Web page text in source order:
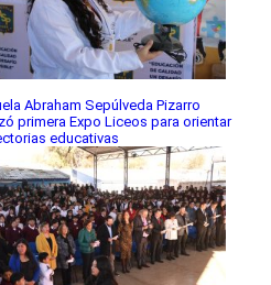
Abraham Sepúlveda Pizarro
primera Expo Liceos para orientar
educativas